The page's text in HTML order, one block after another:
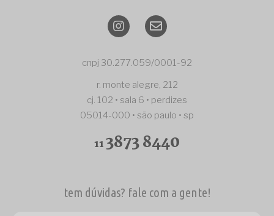
cnpj 30.277.059/0001-92
r. monte alegre, 212
cj. 102 • sala 6 • perdizes
05014-000 • são paulo • sp
113873 8440
tem dúvidas? fale com a gente!